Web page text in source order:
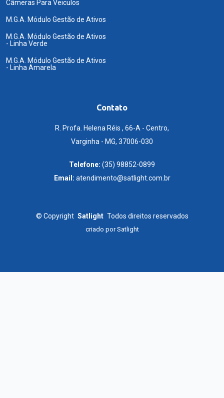
Câmeras Para Veiculos
M.G.A. Módulo Gestão de Ativos
M.G.A. Módulo Gestão de Ativos
- Linha Verde
M.G.A. Módulo Gestão de Ativos
- Linha Amarela
Contato
R. Profa. Helena Réis , 66-A - Centro,
Varginha - MG, 37006-030
Telefone: (35) 98852-0899
Email: atendimento@satlight.com.br
© Copyright Satlight Todos direitos reservados
criado porSatlight